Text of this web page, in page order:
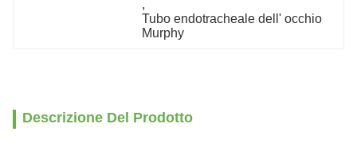
,
Tubo endotracheale dell' occhio
Murphy
Descrizione Del Prodotto